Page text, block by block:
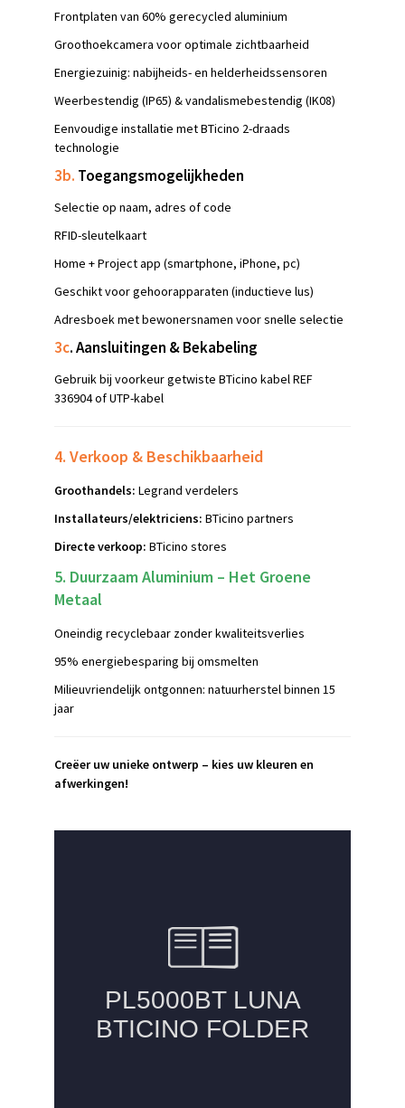
Frontplaten van 60% gerecycled aluminium
Groothoekcamera voor optimale zichtbaarheid
Energiezuinig: nabijheids- en helderheidssensoren
Weerbestendig (IP65) & vandalismebestendig (IK08)
Eenvoudige installatie met BTicino 2-draads
technologie
3b. Toegangsmogelijkheden
Selectie op naam, adres of code
RFID-sleutelkaart
Home + Project app (smartphone, iPhone, pc)
Geschikt voor gehoorapparaten (inductieve lus)
Adresboek met bewonersnamen voor snelle selectie
3c. Aansluitingen & Bekabeling
Gebruik bij voorkeur getwiste BTicino kabel REF
336904 of UTP-kabel
4. Verkoop & Beschikbaarheid
Groothandels: Legrand verdelers
Installateurs/elektriciens: BTicino partners
Directe verkoop: BTicino stores
5. Duurzaam Aluminium – Het Groene
Metaal
Oneindig recyclebaar zonder kwaliteitsverlies
95% energiebesparing bij omsmelten
Milieuvriendelijk ontgonnen: natuurherstel binnen 15
jaar
Creëer uw unieke ontwerp – kies uw kleuren en
afwerkingen!